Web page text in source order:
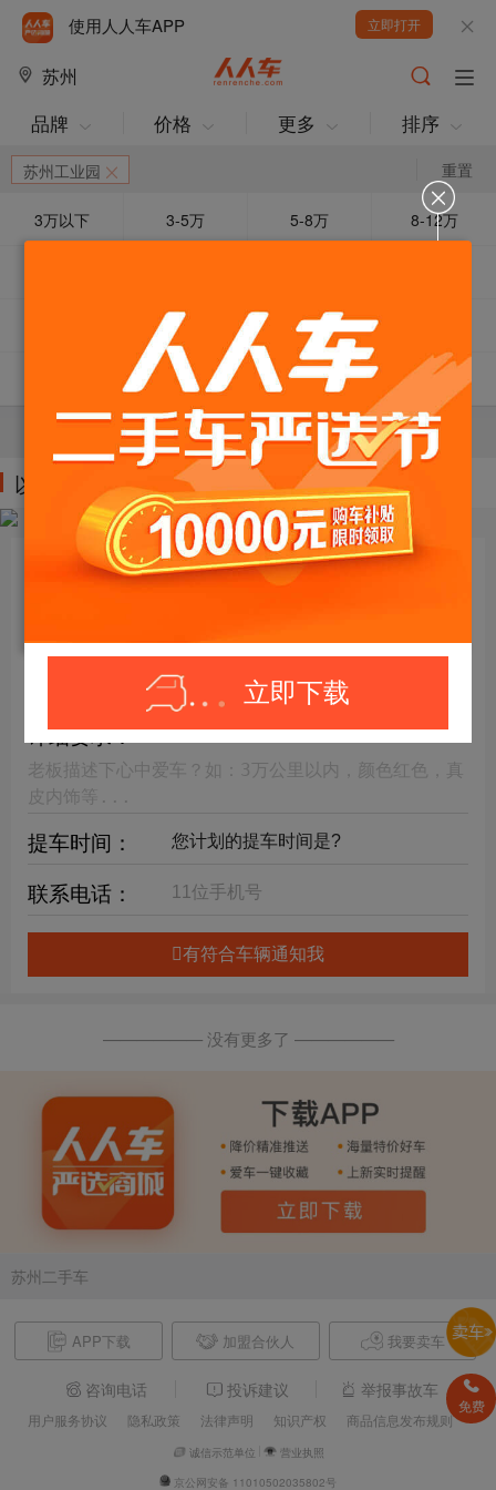
使用人人车APP 立即打开
苏州
立即下载
品牌 价格 更多 排序
重置
苏州工业园
3万以下 3-5万 5-8万 8-12万
急售降价 捡便宜
荣威 开瑞 比亚迪
当前条件下暂无车源！可以减少筛选条件试试。
以下车源的筛选条件为:
目标车辆： 请选择欲购车辆
详细要求：
提车时间：
联系电话：
有符合车辆通知我
—————— 没有更多了 ——————
苏州二手车
APP下载 加盟合伙人 我要卖车
咨询电话 投诉建议 举报事故车
用户服务协议 隐私政策 法律声明 知识产权 商品信息发布规则
诚信示范单位
营业执照
京公网安备 11010502035802号
免费